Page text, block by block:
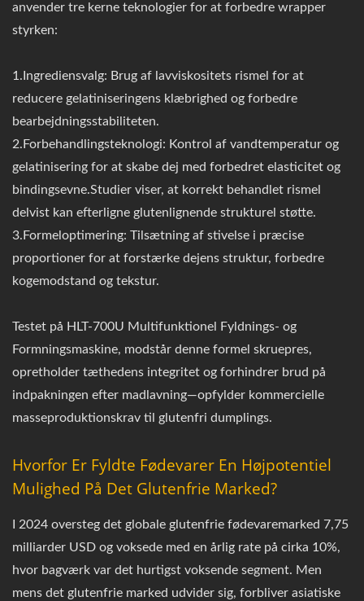
anvender tre kerne teknologier for at forbedre wrapper
styrken:
1.Ingrediensvalg: Brug af lavviskositets rismel for at
reducere gelatiniseringens klæbrighed og forbedre
bearbejdningsstabiliteten.
2.Forbehandlingsteknologi: Kontrol af vandtemperatur og
gelatinisering for at skabe dej med forbedret elasticitet og
bindingsevne.Studier viser, at korrekt behandlet rismel
delvist kan efterligne glutenlignende strukturel støtte.
3.Formeloptimering: Tilsætning af stivelse i præcise
proportioner for at forstærke dejens struktur, forbedre
kogemodstand og tekstur.
Testet på HLT-700U Multifunktionel Fyldnings- og
Formningsmaskine, modstår denne formel skruepres,
opretholder tæthedens integritet og forhindrer brud på
indpakningen efter madlavning—opfylder kommercielle
masseproduktionskrav til glutenfri dumplings.
Hvorfor Er Fyldte Fødevarer En Højpotentiel
Mulighed På Det Glutenfrie Marked?
I 2024 oversteg det globale glutenfrie fødevaremarked 7,75
milliarder USD og voksede med en årlig rate på cirka 10%,
hvor bagværk var det hurtigst voksende segment. Men
mens det glutenfrie marked udvider sig, forbliver asiatiske